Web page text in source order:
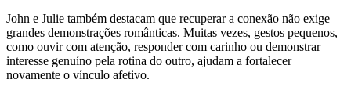
John e Julie também destacam que recuperar a conexão não exige
grandes demonstrações românticas. Muitas vezes, gestos pequenos,
como ouvir com atenção, responder com carinho ou demonstrar
interesse genuíno pela rotina do outro, ajudam a fortalecer
novamente o vínculo afetivo.